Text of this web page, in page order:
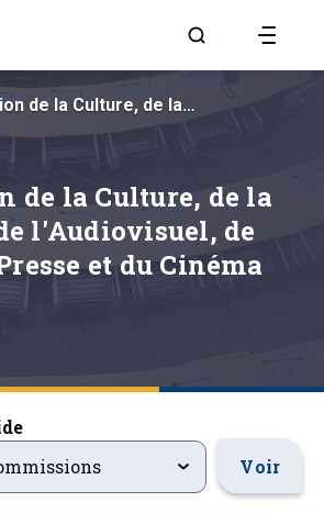
Aller à la page
de la Culture, de la
l'Audiovisuel, de
et du Cinéma
de la Culture, de la…
Voir